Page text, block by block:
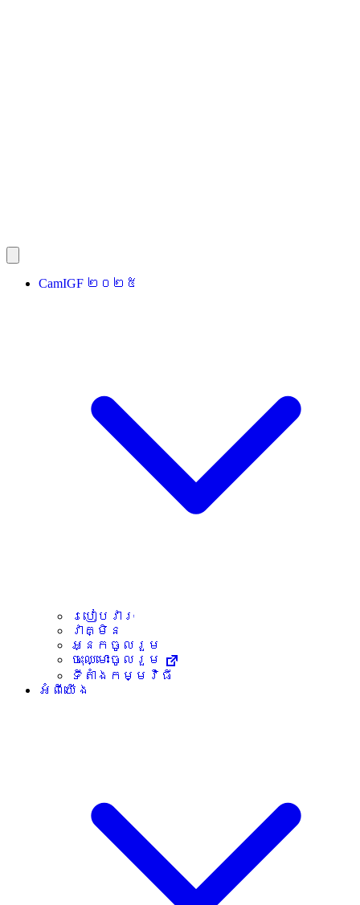
CamIGF ២០២៥
របៀបវារៈ
វាគ្មិន
អ្នកចូលរួម
ចុះឈ្មោះចូលរួម
ទីតាំងកម្មវិធី
អំពីយើង